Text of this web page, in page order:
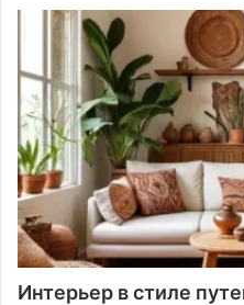
Интерьер в стиле